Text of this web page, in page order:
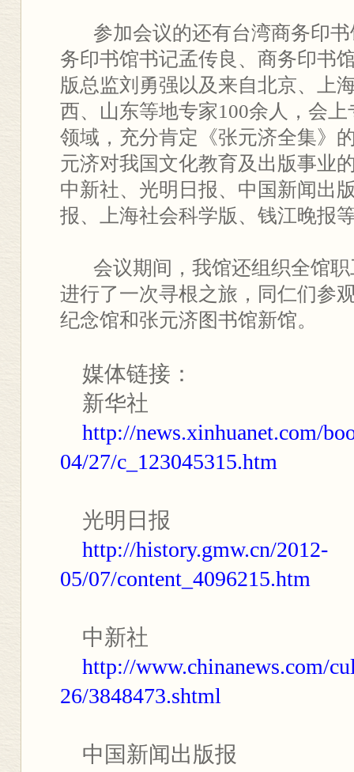
参加会议的还有台湾商务印书
务印书馆书记孟传良、商务印书
版总监刘勇强以及来自北京、上
西、山东等地专家100余人，会
领域，充分肯定《张元济全集》
元济对我国文化教育及出版事业
中新社、光明日报、中国新闻出
报、上海社会科学版、钱江晚报
会议期间，我馆还组织全馆职
进行了一次寻根之旅，同仁们参
纪念馆和张元济图书馆新馆。
媒体链接：
新华社
http://news.xinhuanet.com/
04/27/c_123045315.htm
光明日报
http://history.gmw.cn/2012-
05/07/content_4096215.htm
中新社
http://www.chinanews.com/
26/3848473.shtml
中国新闻出版报